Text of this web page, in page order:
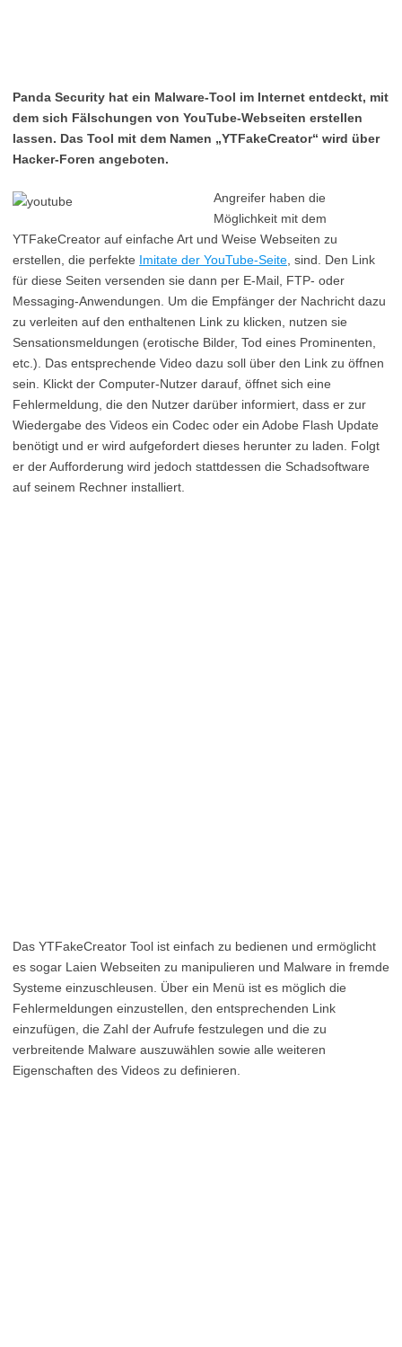
Panda Security hat ein Malware-Tool im Internet entdeckt, mit
dem sich Fälschungen von YouTube-Webseiten erstellen
lassen. Das Tool mit dem Namen „YTFakeCreator“ wird über
Hacker-Foren angeboten.
Angreifer haben die
Möglichkeit mit dem
YTFakeCreator auf einfache Art und Weise Webseiten zu
erstellen, die perfekte Imitate der YouTube-Seite , sind. Den Link
für diese Seiten versenden sie dann per E-Mail, FTP- oder
Messaging-Anwendungen. Um die Empfänger der Nachricht dazu
zu verleiten auf den enthaltenen Link zu klicken, nutzen sie
Sensationsmeldungen (erotische Bilder, Tod eines Prominenten,
etc.). Das entsprechende Video dazu soll über den Link zu öffnen
sein. Klickt der Computer-Nutzer darauf, öffnet sich eine
Fehlermeldung, die den Nutzer darüber informiert, dass er zur
Wiedergabe des Videos ein Codec oder ein Adobe Flash Update
benötigt und er wird aufgefordert dieses herunter zu laden. Folgt
er der Aufforderung wird jedoch stattdessen die Schadsoftware
auf seinem Rechner installiert.
Das YTFakeCreator Tool ist einfach zu bedienen und ermöglicht
es sogar Laien Webseiten zu manipulieren und Malware in fremde
Systeme einzuschleusen. Über ein Menü ist es möglich die
Fehlermeldungen einzustellen, den entsprechenden Link
einzufügen, die Zahl der Aufrufe festzulegen und die zu
verbreitende Malware auszuwählen sowie alle weiteren
Eigenschaften des Videos zu definieren.